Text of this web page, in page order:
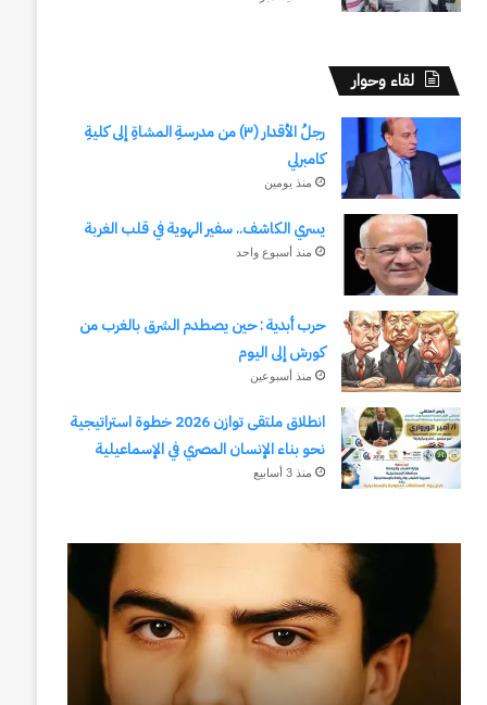
لقاء وحوار
رجلُ الأقدار (٣) من مدرسةِ المشاةِ إلى كليةِ
كامبرلي
منذ يومين
يسري الكاشف.. سفير الهوية في قلب الغربة
منذ أسبوع واحد
حرب أبدية : حين يصطدم الشرق بالغرب من
كورش إلى اليوم
منذ أسبوعين
انطلاق ملتقى توازن 2026 خطوة استراتيجية
نحو بناء الإنسان المصري في الإسماعيلية
منذ 3 أسابيع
مدرسةِ